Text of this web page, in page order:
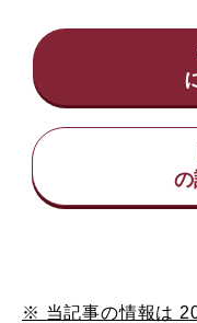
※ 当記事の情報は